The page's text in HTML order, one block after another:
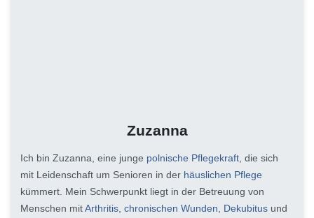
Zuzanna
Ich bin Zuzanna, eine junge polnische Pflegekraft , die sich
mit Leidenschaft um Senioren in der häuslichen Pflege
kümmert. Mein Schwerpunkt liegt in der Betreuung von
Menschen mitArthritis chronischen Wunden Dekubitus und